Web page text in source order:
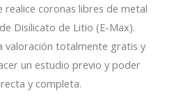
realice coronas libres de metal
Disilicato de Litio (E-Max).
valoración totalmente gratis y
un estudio previo y poder
y completa.